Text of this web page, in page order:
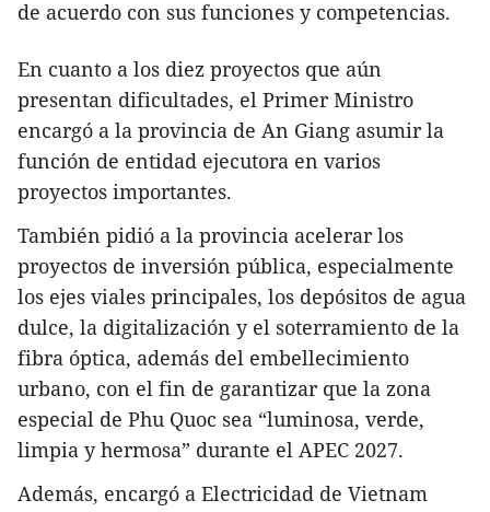
de acuerdo con sus funciones y competencias.
En cuanto a los diez proyectos que aún
presentan dificultades, el Primer Ministro
encargó a la provincia de An Giang asumir la
función de entidad ejecutora en varios
proyectos importantes.
También pidió a la provincia acelerar los
proyectos de inversión pública, especialmente
los ejes viales principales, los depósitos de agua
dulce, la digitalización y el soterramiento de la
fibra óptica, además del embellecimiento
urbano, con el fin de garantizar que la zona
especial de Phu Quoc sea “luminosa, verde,
limpia y hermosa” durante el APEC 2027.
Además, encargó a Electricidad de Vietnam